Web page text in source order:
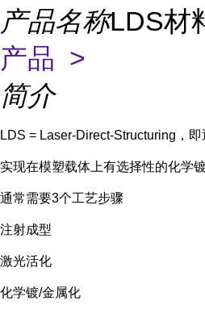
产品名称LDS材
产品 >
简介
LDS = Laser-Direct-Structuring，
实现在模塑载体上有选择性的化学
通常需要3个工艺步骤
注射成型
激光活化
化学镀/金属化